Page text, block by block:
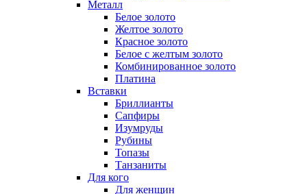
Металл
Белое золото
Желтое золото
Красное золото
Белое с желтым золото
Комбинированное золото
Платина
Вставки
Бриллианты
Сапфиры
Изумруды
Рубины
Топазы
Танзаниты
Для кого
Для женщин